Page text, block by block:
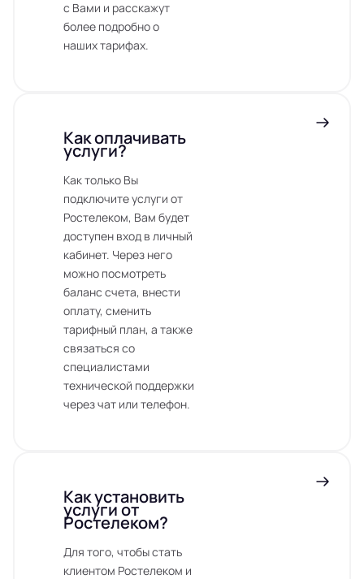
с Вами и расскажут
более подробно о
наших тарифах.
Как оплачивать
услуги?
Как только Вы
подключите услуги от
Ростелеком, Вам будет
доступен вход в личный
кабинет. Через него
можно посмотреть
баланс счета, внести
оплату, сменить
тарифный план, а также
связаться со
специалистами
технической поддержки
через чат или телефон.
Как установить
услуги от
Ростелеком?
Для того, чтобы стать
клиентом Ростелеком и